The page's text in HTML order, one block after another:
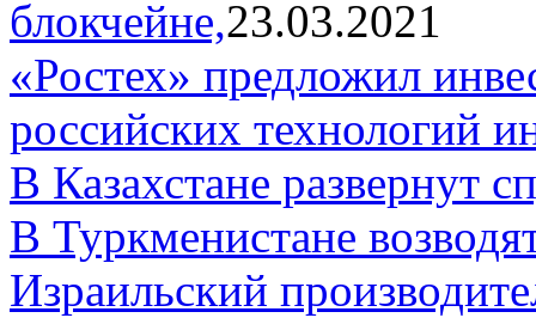
блокчейне,23.03.2021
«Ростех» предложил
российских технологий
В Казахстане развернут
В Туркменистане
Израильский